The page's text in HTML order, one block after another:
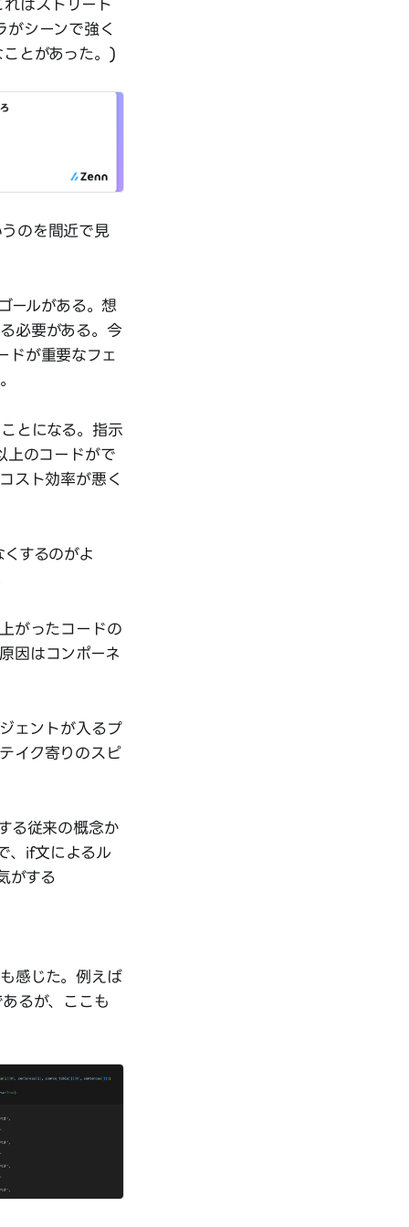
はストリート
がシーンで強く
とがあった。)
のを間近で見
ールがある。想
必要がある。今
ドが重要なフェ
とになる。指示
上のコードがで
スト効率が悪く
するのがよ
がったコードの
因はコンポーネ
ェントが入るプ
イク寄りのスピ
る従来の概念か
、if文によるル
がする
感じた。例えば
るが、ここも